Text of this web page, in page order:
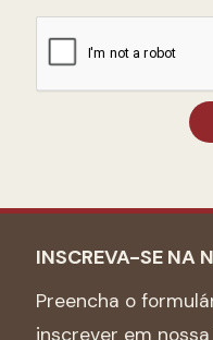
INSCREVA-SE NA
Preencha o
inscrever em